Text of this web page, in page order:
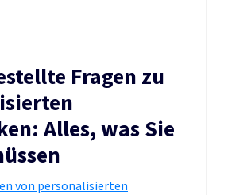
Fragen zu
Alles, was Sie
von personalisierten